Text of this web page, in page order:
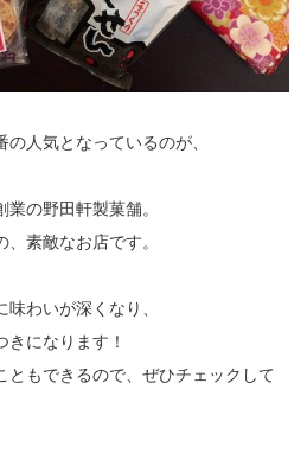
人気となっているのが、
の野田軒製菓舗。
素敵なお店です。
わいが深くなり、
きになります！
ともできるので、ぜひチェックして